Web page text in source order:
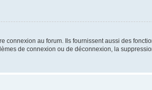
connexion au forum. Ils fournissent aussi des
de connexion ou de déconnexion, la